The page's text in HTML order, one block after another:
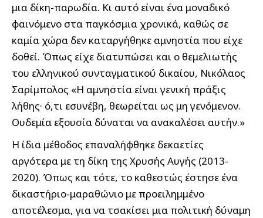
μια δίκη-παρωδία. Κι αυτό είναι ένα μοναδικό
φαινόμενο στα παγκόσμια χρονικά, καθώς σε
καμία χώρα δεν καταργήθηκε αμνηστία που είχε
δοθεί. Όπως είχε διατυπώσει και ο θεμελιωτής
του ελληνικού συνταγματικού δικαίου, Νικόλαος
Σαρίμπολος «Η αμνηστία είναι γενική πράξις
λήθης· ό,τι εσυνέβη, θεωρείται ως μη γενόμενον.
Ουδεμία εξουσία δύναται να ανακαλέσει αυτήν.»
Η ίδια μέθοδος επαναλήφθηκε δεκαετίες
αργότερα με τη δίκη της Χρυσής Αυγής (2013-
2020). Όπως και τότε, το καθεστώς έστησε ένα
δικαστήριο-μαραθώνιο με προειλημμένο
αποτέλεσμα, για να τσακίσει μια πολιτική δύναμη